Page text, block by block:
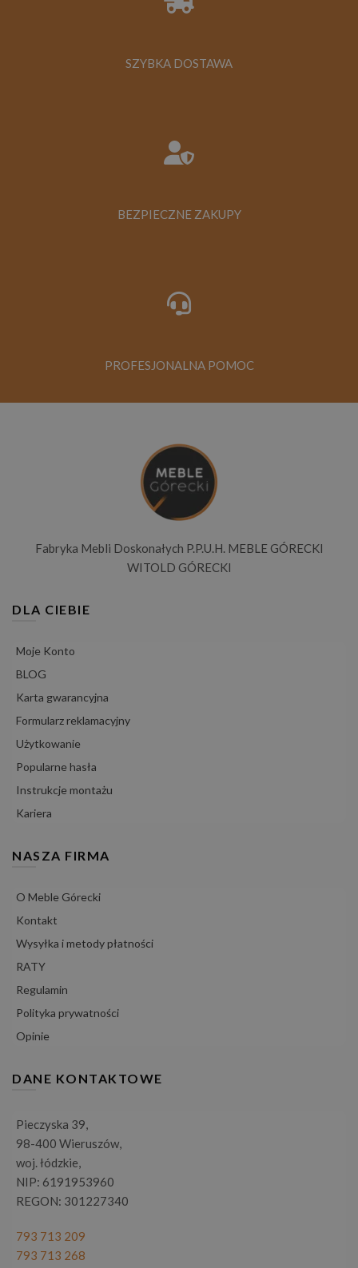
SZYBKA DOSTAWA
BEZPIECZNE ZAKUPY
PROFESJONALNA POMOC
Fabryka Mebli Doskonałych P.P.U.H. MEBLE GÓRECKI
WITOLD GÓRECKI
DLA CIEBIE
Moje Konto
BLOG
Karta gwarancyjna
Formularz reklamacyjny
Użytkowanie
Popularne hasła
Instrukcje montażu
Kariera
NASZA FIRMA
O Meble Górecki
Kontakt
Wysyłka i metody płatności
RATY
Regulamin
Polityka prywatności
Opinie
DANE KONTAKTOWE
Pieczyska 39,
98-400 Wieruszów,
woj. łódzkie,
NIP: 6191953960
REGON: 301227340
793 713 209
793 713 268